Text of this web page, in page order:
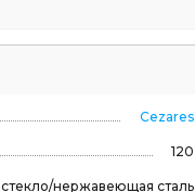
Cezares
120
стекло/нержавеющая сталь